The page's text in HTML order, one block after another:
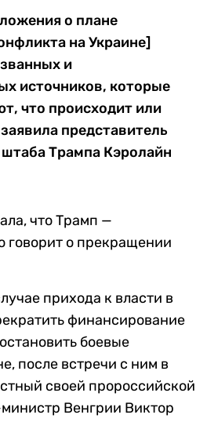
о плане
на Украине]
и
источников, которые
что происходит или
представитель
Трампа Кэролайн
что Трамп —
говорит о прекращении
прихода к власти в
финансирование
боевые
после встречи с ним в
своей пророссийской
Венгрии Виктор